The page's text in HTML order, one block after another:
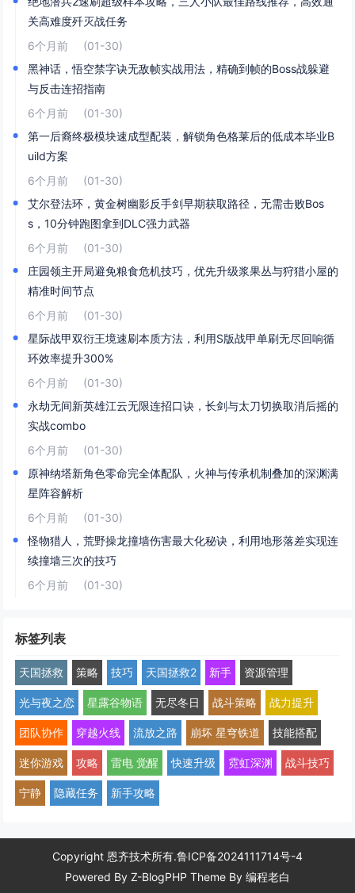
关高难度歼灭战任务
6个月前
(01-30)
黑神话，悟空禁字诀无敌帧实战用法，精确到帧的Boss战躲避
与反击连招指南
6个月前
(01-30)
第一后裔终极模块速成型配装，解锁角色格莱后的低成本毕业B
uild方案
6个月前
(01-30)
艾尔登法环，黄金树幽影反手剑早期获取路径，无需击败Bos
s，10分钟跑图拿到DLC强力武器
6个月前
(01-30)
庄园领主开局避免粮食危机技巧，优先升级浆果丛与狩猎小屋的
精准时间节点
6个月前
(01-30)
星际战甲双衍王境速刷本质方法，利用S版战甲单刷无尽回响循
环效率提升300%
6个月前
(01-30)
永劫无间新英雄江云无限连招口诀，长剑与太刀切换取消后摇的
实战combo
6个月前
(01-30)
原神纳塔新角色零命完全体配队，火神与传承机制叠加的深渊满
星阵容解析
6个月前
(01-30)
怪物猎人，荒野操龙撞墙伤害最大化秘诀，利用地形落差实现连
续撞墙三次的技巧
6个月前
(01-30)
标签列表
天国拯救 策略 技巧 天国拯救2 新手 资源管理
光与夜之恋 星露谷物语 无尽冬日 战斗策略 战力提升
团队协作 穿越火线 流放之路 崩坏 星穹铁道 技能搭配
迷你游戏 攻略 雷电 觉醒 快速升级 霓虹深渊 战斗技巧
宁静 隐藏任务 新手攻略
Copyright 恩齐技术所有.鲁ICP备2024111714号-4
Powered By Z-BlogPHP Theme By 编程老白